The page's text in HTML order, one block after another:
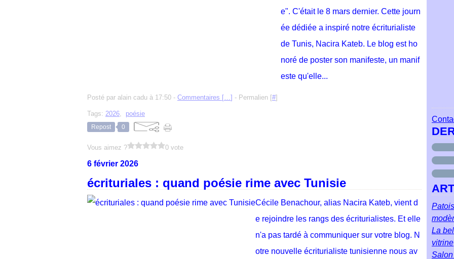
e". C'était le 8 mars dernier. Cette journ
ée dédiée a inspiré notre écriturialiste
de Tunis, Nacira Kateb. Le blog est ho
noré de poster son manifeste, un manif
este qu'elle...
Posté par alain cadu à 17:50 - Commentaires […] - Permalien [#]
Tags: 2026, poésie
Repost 0
Vous aimez ? 0 vote
6 février 2026
écrituriales : quand poésie rime avec Tunisie
Cécile Benachour, alias Nacira Kateb, vient d
e rejoindre les rangs des écriturialistes. Et elle
n'a pas tardé à communiquer sur votre blog. N
otre nouvelle écriturialiste tunisienne nous av
La
vitrine